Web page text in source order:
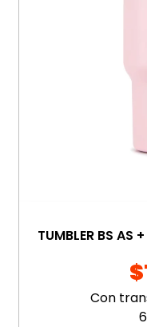
TUMBLER BS AS
Con
6